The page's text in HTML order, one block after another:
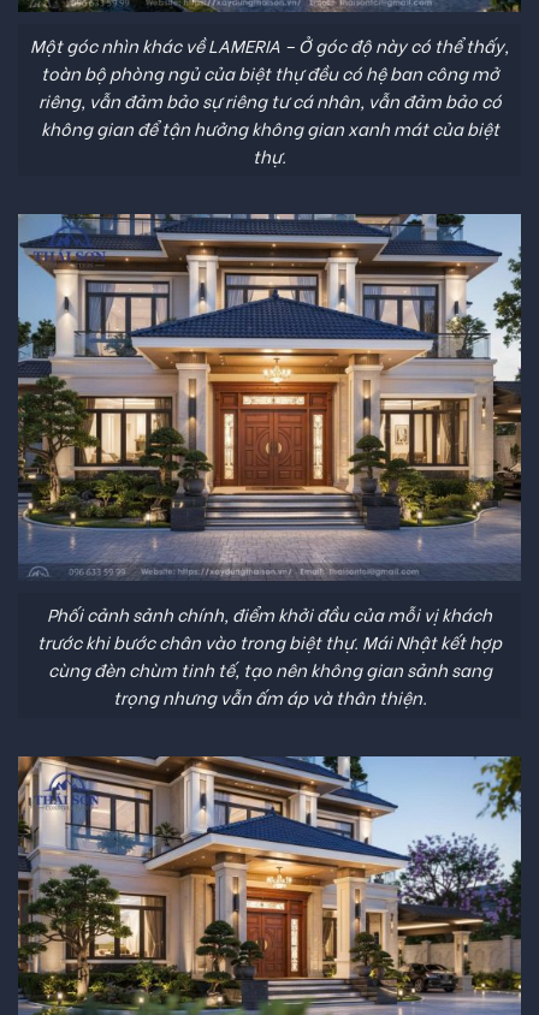
Một góc nhìn khác về LAMERIA – Ở góc độ này có thể thấy,
toàn bộ phòng ngủ của biệt thự đều có hệ ban công mở
riêng, vẫn đảm bảo sự riêng tư cá nhân, vẫn đảm bảo có
không gian để tận hưởng không gian xanh mát của biệt
thự.
Phối cảnh sảnh chính, điểm khởi đầu của mỗi vị khách
trước khi bước chân vào trong biệt thự. Mái Nhật kết hợp
cùng đèn chùm tinh tế, tạo nên không gian sảnh sang
trọng nhưng vẫn ấm áp và thân thiện.